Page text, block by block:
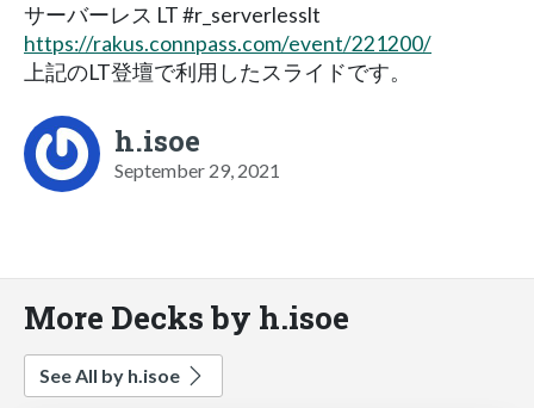
サーバーレス LT #r_serverlesslt
https://rakus.connpass.com/event/221200/
上記のLT登壇で利用したスライドです。
h.isoe
September 29, 2021
More Decks by h.isoe
See All by h.isoe